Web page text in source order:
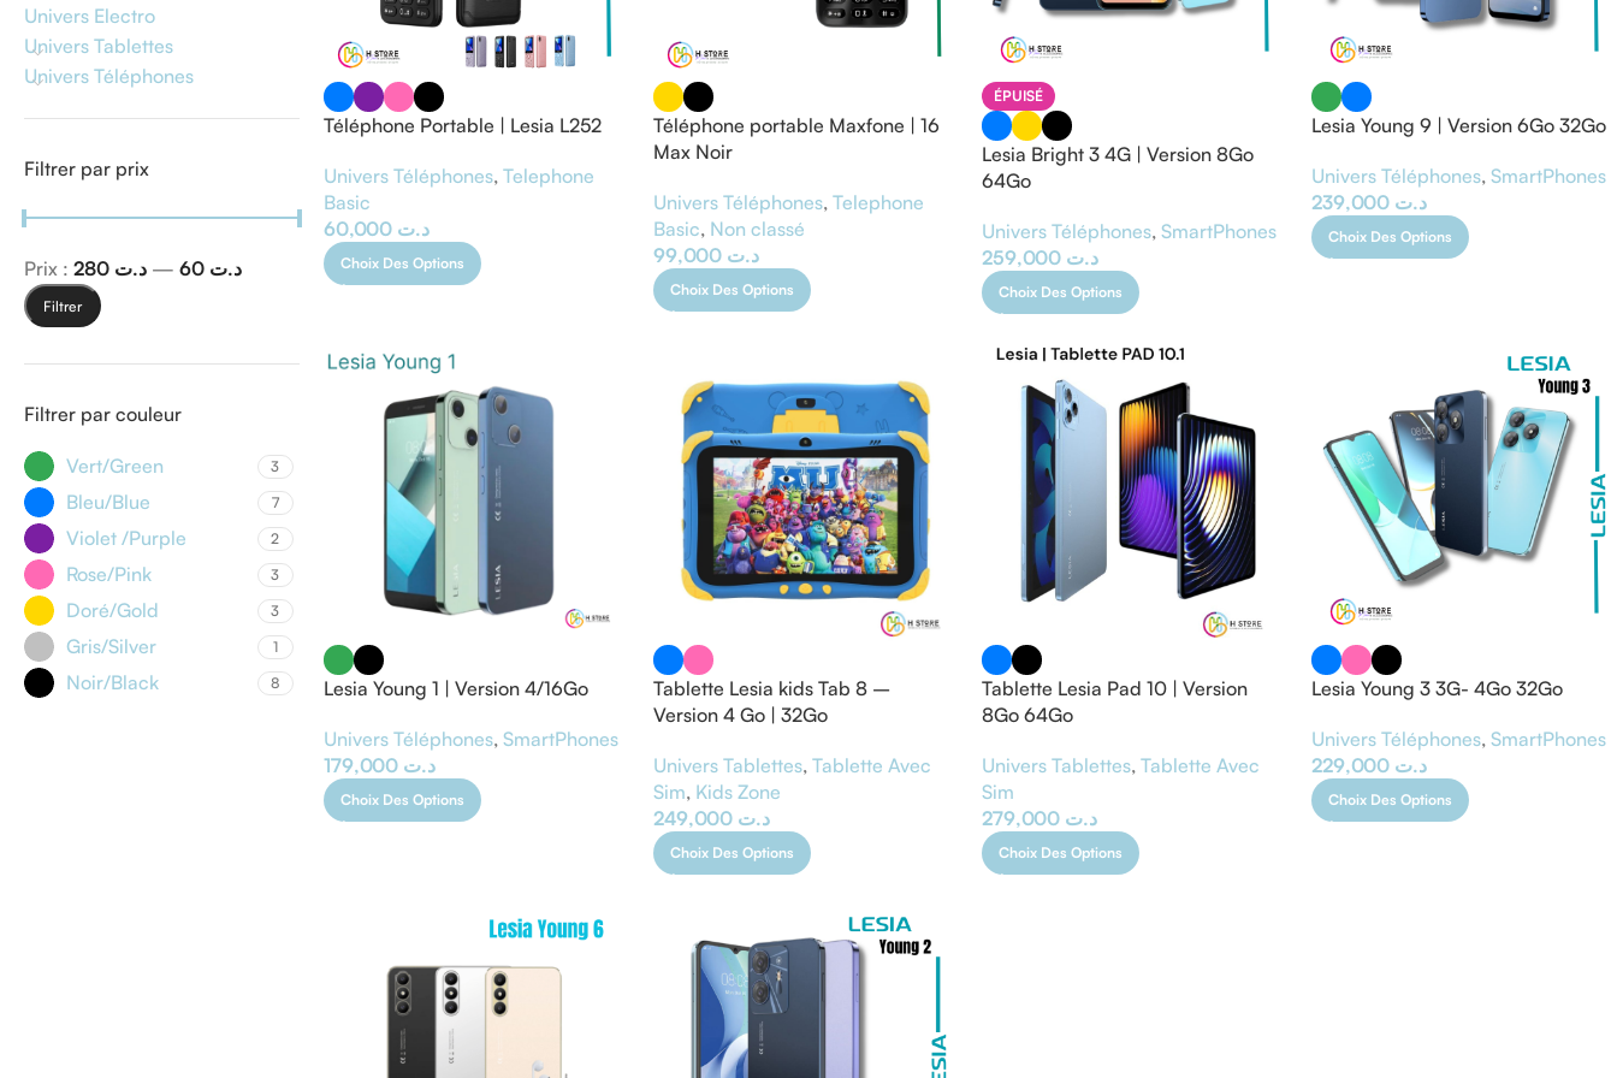
Univers Electro
Univers Tablettes
Univers Téléphones
Filtrer par prix
Filtrer
Prix : د.ت 60 — د.ت 280
Filtrer par couleur
Vert/Green 3
Bleu/Blue 7
Violet /Purple 2
Rose/Pink 3
Doré/Gold 3
Gris/Silver 1
Noir/Black 8
Téléphone Portable | Lesia L252
Univers Téléphones, Telephone
Basic
د.ت 60,000
Choix Des Options
Téléphone portable Maxfone | 16
Max Noir
Univers Téléphones, Telephone
Basic, Non classé
د.ت 99,000
Choix Des Options
ÉPUISÉ
Lesia Bright 3 4G | Version 8Go
64Go
Univers Téléphones, SmartPhones
د.ت
Choix Des Options
Lesia Young 9 | Version 6Go 32Go
Univers Téléphones, SmartPhones
د.ت
Choix Des Options
Lesia Young 1 | Version 4/16Go
Univers Téléphones, SmartPhones
د.ت 179,000
Choix Des Options
Tablette Lesia kids Tab 8 –
Version 4 Go | 32Go
Univers Tablettes, Tablette Avec
Sim, Kids Zone
د.ت 249,000
Choix Des Options
Tablette Lesia Pad 10 | Version
8Go 64Go
Univers Tablettes, Tablette Avec
Sim
د.ت
Choix Des Options
Lesia Young 3 3G- 4Go 32Go
Univers Téléphones, SmartPhones
د.ت
Choix Des Options